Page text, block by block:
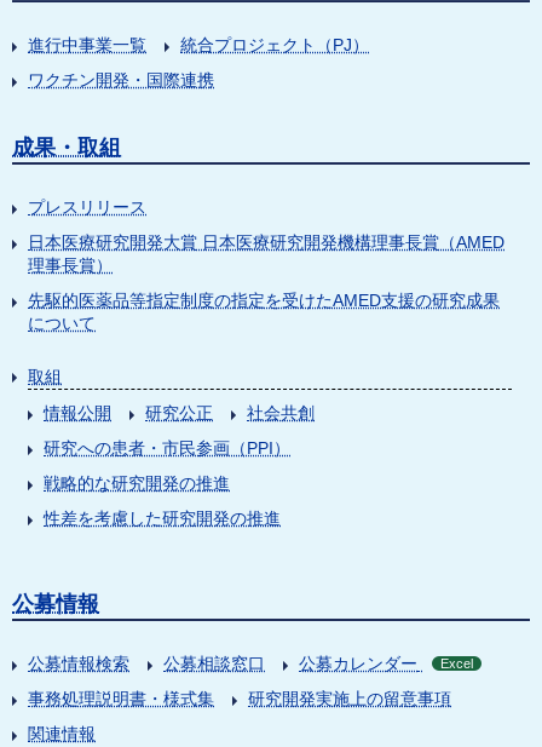
進行中事業一覧
統合プロジェクト（PJ）
ワクチン開発・国際連携
成果・取組
プレスリリース
日本医療研究開発大賞 日本医療研究開発機構理事長賞（AMED
理事長賞）
先駆的医薬品等指定制度の指定を受けたAMED支援の研究成果
について
取組
情報公開
研究公正
社会共創
研究への患者・市民参画（PPI）
戦略的な研究開発の推進
性差を考慮した研究開発の推進
公募情報
公募情報検索 公募相談窓口 公募カレンダー Excel
事務処理説明書・様式集
研究開発実施上の留意事項
関連情報